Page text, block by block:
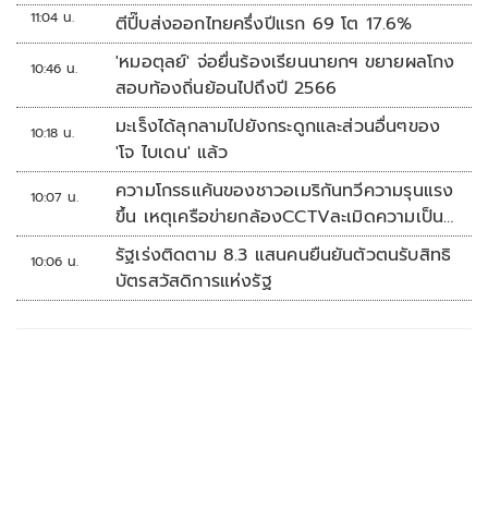
11:04 น. ตีปี๊บส่งออกไทยครึ่งปีแรก 69 โต 17.6%
10:46 น.
'หมอตุลย์' จ่อยื่นร้องเรียนนายกฯ ขยายผลโกง
สอบท้องถิ่นย้อนไปถึงปี 2566
10:18 น.
มะเร็งได้ลุกลามไปยังกระดูกและส่วนอื่นๆของ
'โจ ไบเดน' แล้ว
10:07 น.
ความโกรธแค้นของชาวอเมริกันทวีความรุนแรง
ขึ้น เหตุเครือข่ายกล้องCCTVละเมิดความเป็น
ส่วนตัว
10:06 น.
รัฐเร่งติดตาม 8.3 แสนคนยืนยันตัวตนรับสิทธิ
บัตรสวัสดิการแห่งรัฐ